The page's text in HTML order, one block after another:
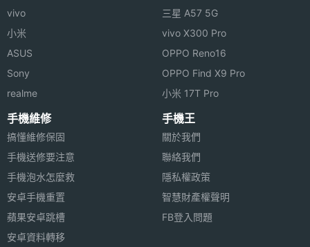
主相機
感光元
件
主相機
光圈F
主相機
光燈
主相機
自動對
焦
vivo
小米
ASUS
Sony
realme
三星 A57 5G
vivo X300 Pro
OPPO Reno16
OPPO Find X9 Pro
小米 17T Pro
手機維修
搞懂維修保固
手機送修要注意
手機泡水怎麼救
安卓手機重置
蘋果安卓跳槽
安卓資料轉移
手機王
關於我們
聯絡我們
隱私權政策
智慧財產權聲明
FB登入問題